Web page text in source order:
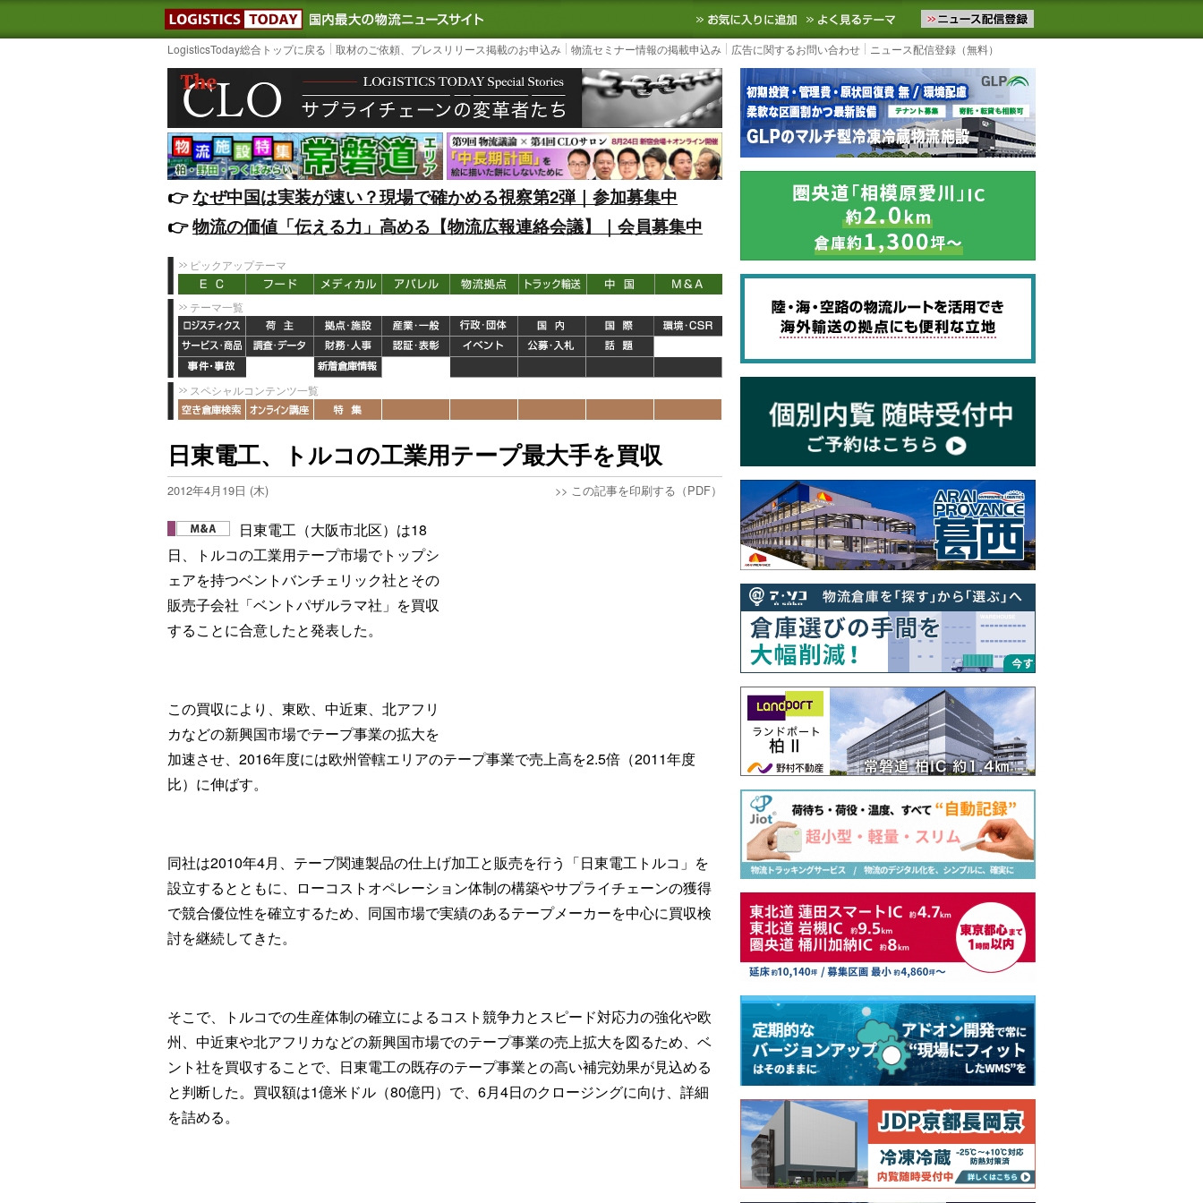
LOGISTICS TODAY｜国内最大の物流ニュースサイト3PL, SCMなど国内外の最新の物流ニュースをお届けします。物流ニュースメール配信を登録す
お気に入りに追加 よく見るテーマ
LogisticsToday総合トップに戻る 取材のご依頼、プレスリリース掲載のお申込み 物流セミナー情報の掲載申込み 広告に関するお問い合わせ ニュース配信登録（無料）
👉️なぜ中国は実装が速い？現場で確かめる視察第2弾｜参加募集中
👉️物流の価値「伝える力」高める【物流広報連絡会議】｜会員募集中
ピックアップテーマ
テーマ一覧
スペシャルコンテンツ一覧
日東電工、トルコの工業用テープ最大手を買収
2012年4月19日 (木) >> この記事を印刷する（PDF）
日東電工（大阪市北区）は18
日、トルコの工業用テープ市場でトップシ
ェアを持つベントバンチェリック社とその
販売子会社「ベントパザルラマ社」を買収
することに合意したと発表した。
この買収により、東欧、中近東、北アフリ
カなどの新興国市場でテープ事業の拡大を
加速させ、2016年度には欧州管轄エリアのテープ事業で売上高を2.5倍（2011年度
比）に伸ばす。
同社は2010年4月、テープ関連製品の仕上げ加工と販売を行う「日東電工トルコ」を
設立するとともに、ローコストオペレーション体制の構築やサプライチェーンの獲得
で競合優位性を確立するため、同国市場で実績のあるテープメーカーを中心に買収検
討を継続してきた。
そこで、トルコでの生産体制の確立によるコスト競争力とスピード対応力の強化や欧
州、中近東や北アフリカなどの新興国市場でのテープ事業の売上拡大を図るため、ベ
ント社を買収することで、日東電工の既存のテープ事業との高い補完効果が見込める
と判断した。買収額は1億米ドル（80億円）で、6月4日のクロージングに向け、詳細
を詰める。